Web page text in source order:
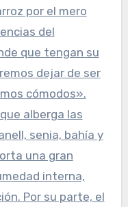
por el mero
del
que tengan su
dejar de ser
cómodos».
alberga las
senia, bahía y
una gran
interna,
Por su parte, el